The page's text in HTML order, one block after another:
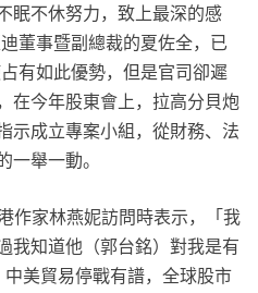
眠不休努力，致上最深的感
董事暨副總裁的夏佐全，已
有如此優勢，但是官司卻遲
在今年股東會上，拉高分貝炮
示成立專案小組，從財務、法
舉一動。
作家林燕妮訪問時表示，「我
我知道他（郭台銘）對我是有
美貿易停戰有譜，全球股市